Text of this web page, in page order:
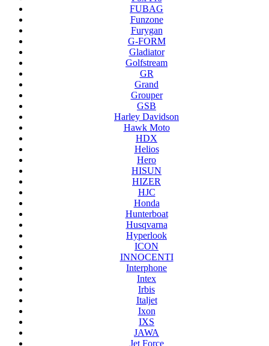
FUBAG
Funzone
Furygan
G-FORM
Gladiator
Golfstream
GR
Grand
Grouper
GSB
Harley Davidson
Hawk Moto
HDX
Helios
Hero
HISUN
HIZER
HJC
Honda
Hunterboat
Husqvarna
Hyperlook
ICON
INNOCENTI
Interphone
Intex
Irbis
Italjet
Ixon
IXS
JAWA
Jet Force